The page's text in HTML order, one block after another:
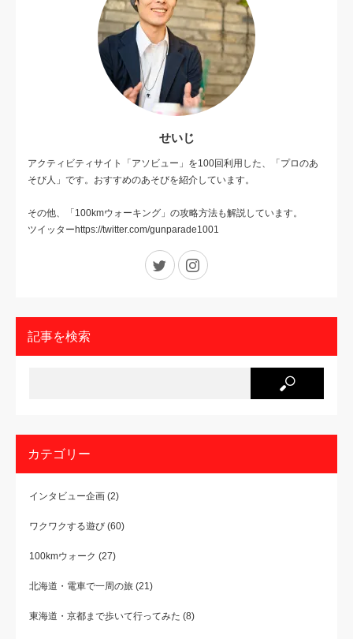
せいじ
アクティビティサイト「アソビュー」を100回利用した、「プロのあ
そび人」です。おすすめのあそびを紹介しています。
その他、「100kmウォーキング」の攻略方法も解説しています。
ツイッターhttps://twitter.com/gunparade1001
Twitter
記事を検索
カテゴリー
インタビュー企画 (2)
ワクワクする遊び (60)
100kmウォーク (27)
北海道・電車で一周の旅 (21)
東海道・京都まで歩いて行ってみた (8)